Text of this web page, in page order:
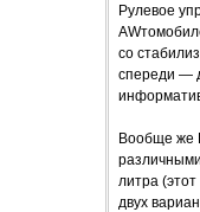
Рулевое
со
спереди —
Вообще же
литра
двух